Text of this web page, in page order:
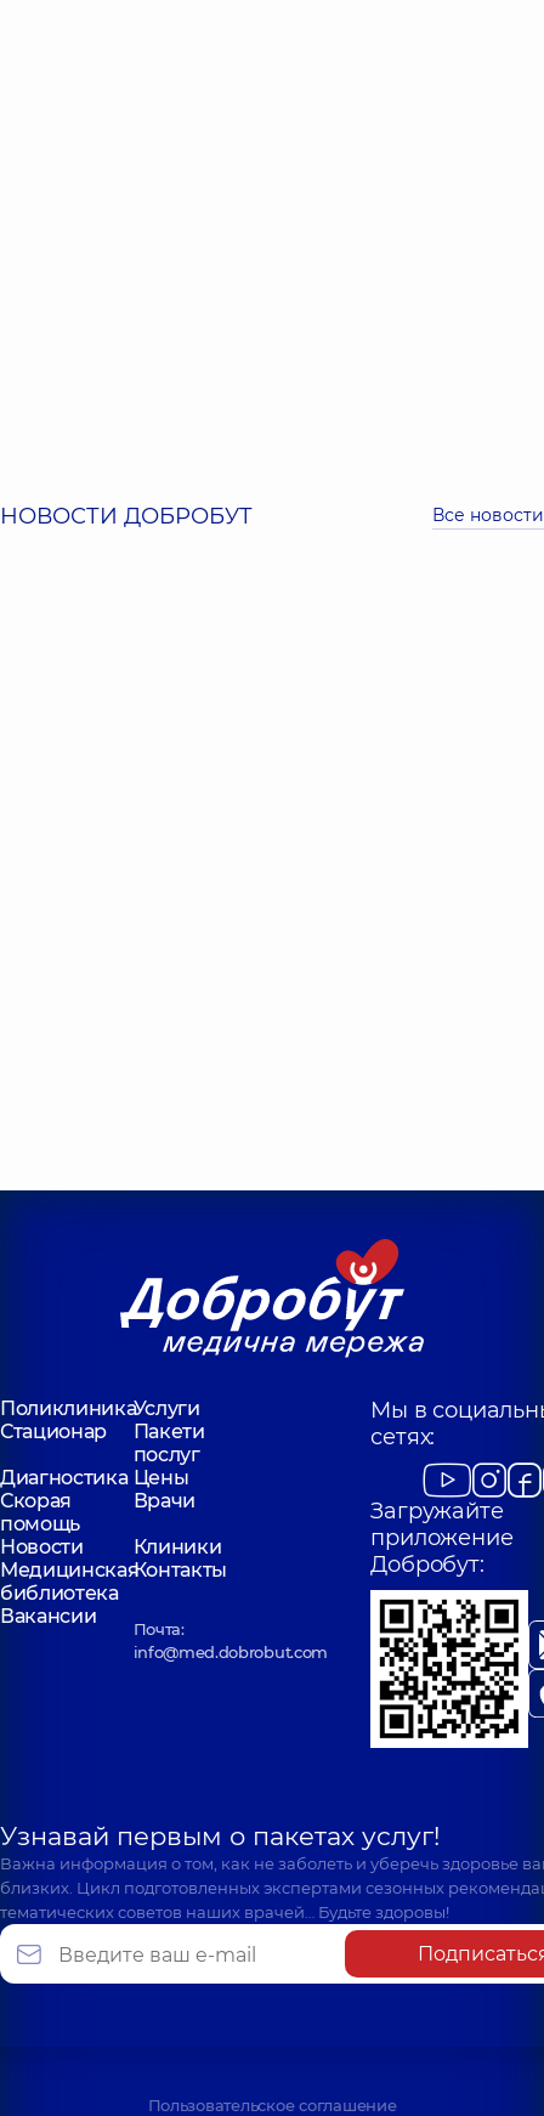
НОВОСТИ ДОБРОБУТ Все новости
ПоликлиникаУслуги
Стационар
Пакети
послуг
Диагностика Цены
Скорая
помощь
Врачи
Новости
Клиники
Медицинская
библиотека
Контакты
Вакансии
Почта:
info@med.dobrobut.com
Мы в
сетях:
Загружайте
приложение
Добробут:
Узнавай первым о пакетах услуг!
Важна информация о том, как не заболеть и уберечь здоровье
близких. Цикл подготовленных экспертами сезонных
тематических советов наших врачей… Будьте здоровы!
Пользовательское соглашение